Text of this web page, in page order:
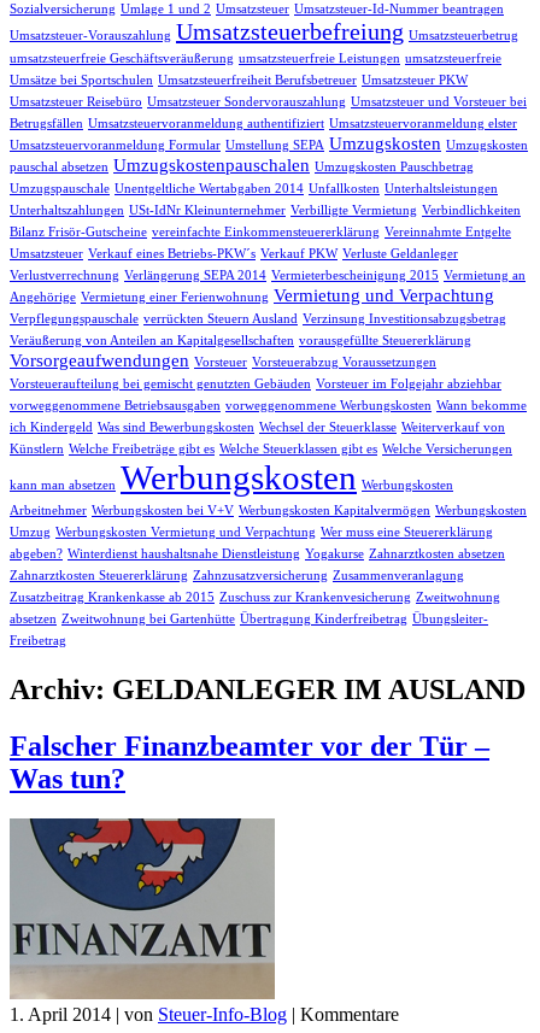
Sozialversicherung Umlage 1 und 2 Umsatzsteuer Umsatzsteuer-Id-Nummer beantragen
Umsatzsteuer-Vorauszahlung Umsatzsteuerbefreiung Umsatzsteuerbetrug
umsatzsteuerfreie Geschäftsveräußerung umsatzsteuerfreie Leistungen umsatzsteuerfreie
Umsätze bei Sportschulen Umsatzsteuerfreiheit Berufsbetreuer Umsatzsteuer PKW
Umsatzsteuer Reisebüro Umsatzsteuer Sondervorauszahlung Umsatzsteuer und Vorsteuer bei
Betrugsfällen Umsatzsteuervoranmeldung authentifiziert Umsatzsteuervoranmeldung elster
Umsatzsteuervoranmeldung Formular Umstellung SEPA Umzugskosten Umzugskosten
pauschal absetzen Umzugskostenpauschalen Umzugskosten Pauschbetrag
Umzugspauschale Unentgeltliche Wertabgaben 2014 Unfallkosten Unterhaltsleistungen
Unterhaltszahlungen USt-IdNr Kleinunternehmer Verbilligte Vermietung Verbindlichkeiten
Bilanz Frisör-Gutscheine vereinfachte Einkommensteuererklärung Vereinnahmte Entgelte
Umsatzsteuer Verkauf eines Betriebs-PKW´s Verkauf PKW Verluste Geldanleger
Verlustverrechnung Verlängerung SEPA 2014 Vermieterbescheinigung 2015 Vermietung an
Angehörige Vermietung einer Ferienwohnung Vermietung und Verpachtung
Verpflegungspauschale verrückten Steuern Ausland Verzinsung Investitionsabzugsbetrag
Veräußerung von Anteilen an Kapitalgesellschaften vorausgefüllte Steuererklärung
Vorsorgeaufwendungen Vorsteuer Vorsteuerabzug Voraussetzungen
Vorsteueraufteilung bei gemischt genutzten Gebäuden Vorsteuer im Folgejahr abziehbar
vorweggenommene Betriebsausgaben vorweggenommene Werbungskosten Wann bekomme
ich Kindergeld Was sind Bewerbungskosten Wechsel der Steuerklasse Weiterverkauf von
Künstlern Welche Freibeträge gibt es Welche Steuerklassen gibt es Welche Versicherungen
kann man absetzen Werbungskosten Werbungskosten
Arbeitnehmer Werbungskosten bei V+V Werbungskosten Kapitalvermögen Werbungskosten
Umzug Werbungskosten Vermietung und Verpachtung Wer muss eine Steuererklärung
abgeben? Winterdienst haushaltsnahe Dienstleistung Yogakurse Zahnarztkosten absetzen
Zahnarztkosten Steuererklärung Zahnzusatzversicherung Zusammenveranlagung
Zusatzbeitrag Krankenkasse ab 2015 Zuschuss zur Krankenvesicherung Zweitwohnung
absetzen Zweitwohnung bei Gartenhütte Übertragung Kinderfreibetrag Übungsleiter-
Freibetrag
Archiv: GELDANLEGER IM AUSLAND
Falscher Finanzbeamter vor der Tür –
Was tun?
1. April 2014 | von Steuer-Info-Blog | Kommentare